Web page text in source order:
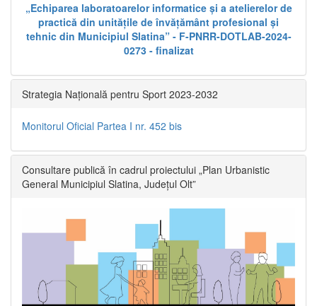
„Echiparea laboratoarelor informatice și a atelierelor de
practică din unitățile de învățământ profesional și
tehnic din Municipiul Slatina” - F-PNRR-DOTLAB-2024-
0273 - finalizat
Strategia Națională pentru Sport 2023-2032
Monitorul Oficial Partea I nr. 452 bis
Consultare publică în cadrul proiectului „Plan Urbanistic
General Municipiul Slatina, Județul Olt”